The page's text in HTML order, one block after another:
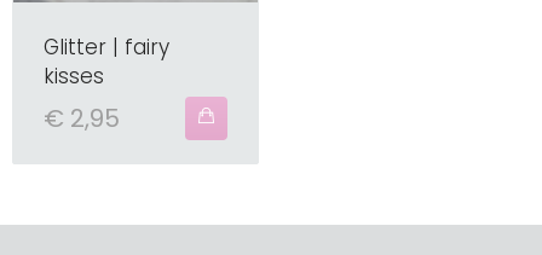
Glitter | fairy
kisses
€ 2,95